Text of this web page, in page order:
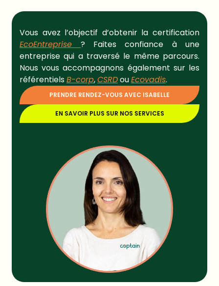
Vous avez l’objectif d’obtenir la certification
EcoEntreprise?
Faites confiance à une
entreprise qui a traversé le même parcours.
Nous vous accompagnons également sur les
référentielsB-corp,CSRDouEcovadis.
PRENDRE RENDEZ-VOUS AVEC ISABELLE
EN SAVOIR PLUS SUR NOS SERVICES